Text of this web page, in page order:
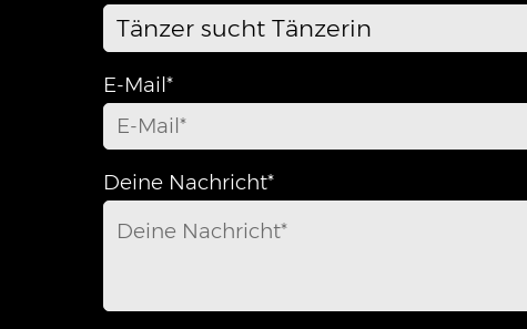
Tänzer sucht Tänzerin
E-Mail*
Deine Nachricht*